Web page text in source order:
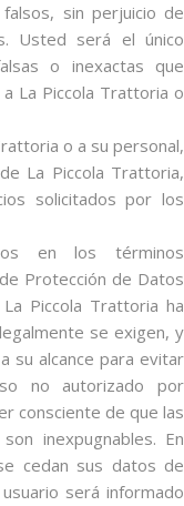
sin perjuicio de
Usted será el único
o inexactas que
La Piccola Trattoria o
o a su personal,
La Piccola Trattoria,
solicitados por los
en los términos
Protección de Datos
Piccola Trattoria ha
se exigen, y
su alcance para evitar
no autorizado por
consciente de que las
inexpugnables. En
cedan sus datos de
será informado